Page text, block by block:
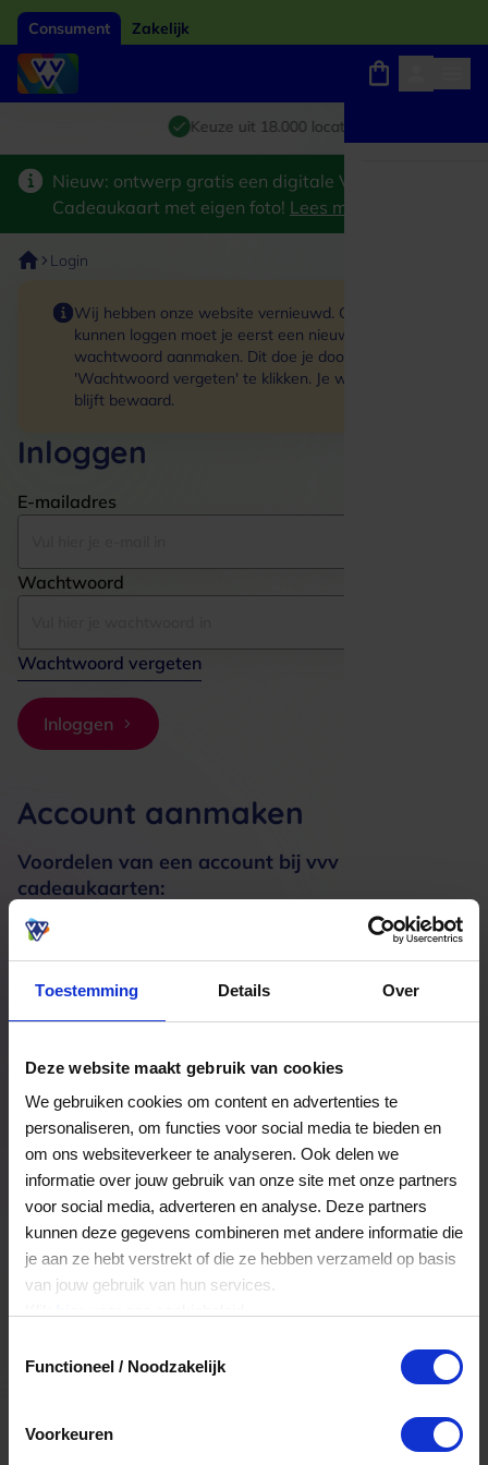
Toestemming Details Over
Deze website maakt gebruik van cookies
We gebruiken cookies om content en advertenties te
personaliseren, om functies voor social media te bieden en
om ons websiteverkeer te analyseren. Ook delen we
informatie over jouw gebruik van onze site met onze partners
voor social media, adverteren en analyse. Deze partners
kunnen deze gegevens combineren met andere informatie die
je aan ze hebt verstrekt of die ze hebben verzameld op basis
van jouw gebruik van hun services.
Functioneel / Noodzakelijk
Voorkeuren
Consument Zakelijk
Giftcard van het jaar 2026
Keuze uit 18.000 locaties
Winkels, webshops en uitjes
Nieuw: ontwerp gratis een digitale VVV
Cadeaukaart met eigen foto! Lees meer
Login
Wij hebben onze website vernieuwd. Om in te
kunnen loggen moet je eerst een nieuw
wachtwoord aanmaken. Dit doe je door op de link
'Wachtwoord vergeten' te klikken. Je winkelmand
blijft bewaard.
Inloggen
E-mailadres
Wachtwoord
Wachtwoord vergeten
Inloggen
Account aanmaken
Voordelen van een account bij vvv
cadeaukaarten:
Meerdere adressen registreren
Een bestelling volgen
Nog veel meer...
Maak account aan